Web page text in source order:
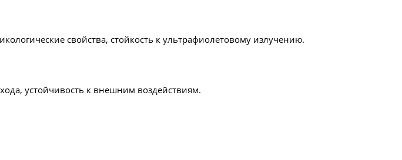
свойства, стойкость к ультрафиолетовому излучению.
устойчивость к внешним воздействиям.